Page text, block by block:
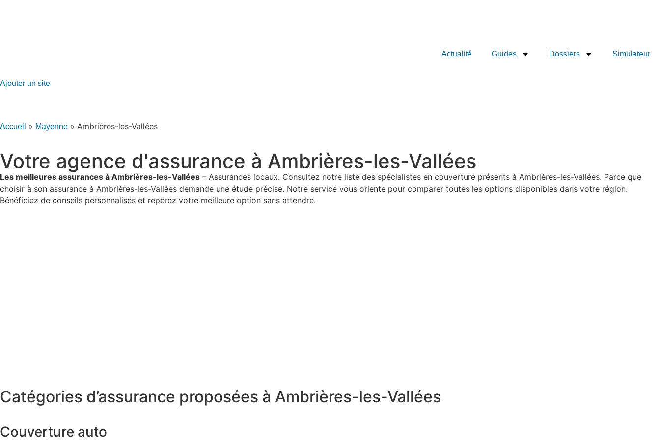
Actualité Guides Dossiers Simulateur
Ajouter un site
Accueil » Mayenne » Ambrières-les-Vallées
Votre agence d'assurance à Ambrières-les-Vallées
Les meilleures assurances à Ambrières-les-Vallées – Assurances locaux. Consultez notre liste des spécialistes en couverture présents à Ambrières-les-Vallées. Parce que
choisir à son assurance à Ambrières-les-Vallées demande une étude précise. Notre service vous oriente pour comparer toutes les options disponibles dans votre région.
Bénéficiez de conseils personnalisés et repérez votre meilleure option sans attendre.
Catégories d’assurance proposées à Ambrières-les-Vallées
Couverture auto